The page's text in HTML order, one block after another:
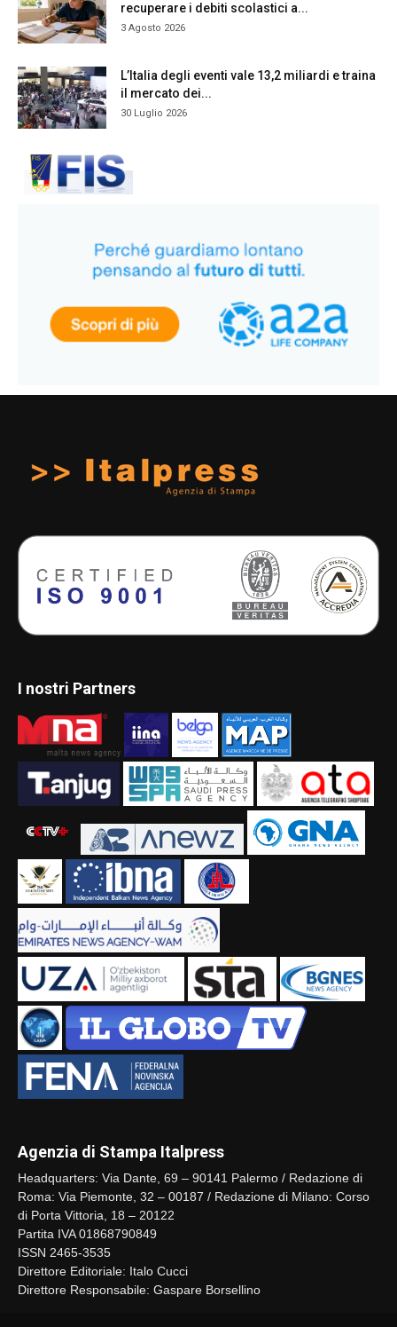
recuperare i debiti scolastici a...
3 Agosto 2026
L’Italia degli eventi vale 13,2 miliardi e traina
il mercato dei...
30 Luglio 2026
I nostri Partners
Agenzia di Stampa Italpress
Headquarters: Via Dante, 69 – 90141 Palermo / Redazione di
Roma: Via Piemonte, 32 – 00187 / Redazione di Milano: Corso
di Porta Vittoria, 18 – 20122
Partita IVA 01868790849
ISSN 2465-3535
Direttore Editoriale: Italo Cucci
Direttore Responsabile: Gaspare Borsellino